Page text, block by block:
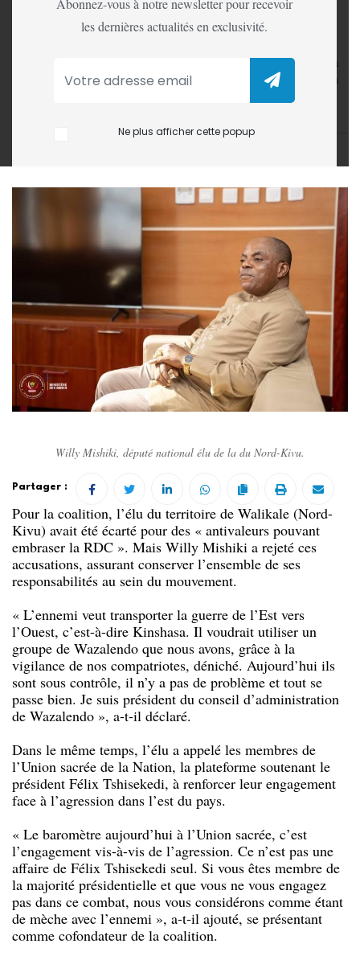
Abonnez-vous à notre newsletter pour recevoir
les dernières actualités en exclusivité.
Ne plus afficher cette popup
lundi qu’il demeure président du collège des sages de la
Coalition nationale des volontaires pour la défense de la
patrie (Wazalendo-CNVDP), malgré sa destitution et sa
Willy Mishiki, député national élu de la du Nord-Kivu.
Partager :
Pour la coalition, l’élu du territoire de Walikale (Nord-
Kivu) avait été écarté pour des « antivaleurs pouvant
embraser la RDC ». Mais Willy Mishiki a rejeté ces
accusations, assurant conserver l’ensemble de ses
responsabilités au sein du mouvement.
« L’ennemi veut transporter la guerre de l’Est vers
l’Ouest, c’est-à-dire Kinshasa. Il voudrait utiliser un
groupe de Wazalendo que nous avons, grâce à la
vigilance de nos compatriotes, déniché. Aujourd’hui ils
sont sous contrôle, il n’y a pas de problème et tout se
passe bien. Je suis président du conseil d’administration
de Wazalendo », a-t-il déclaré.
Dans le même temps, l’élu a appelé les membres de
l’Union sacrée de la Nation, la plateforme soutenant le
président Félix Tshisekedi, à renforcer leur engagement
face à l’agression dans l’est du pays.
« Le baromètre aujourd’hui à l’Union sacrée, c’est
l’engagement vis-à-vis de l’agression. Ce n’est pas une
affaire de Félix Tshisekedi seul. Si vous êtes membre de
la majorité présidentielle et que vous ne vous engagez
pas dans ce combat, nous vous considérons comme étant
de mèche avec l’ennemi », a-t-il ajouté, se présentant
comme cofondateur de la coalition.